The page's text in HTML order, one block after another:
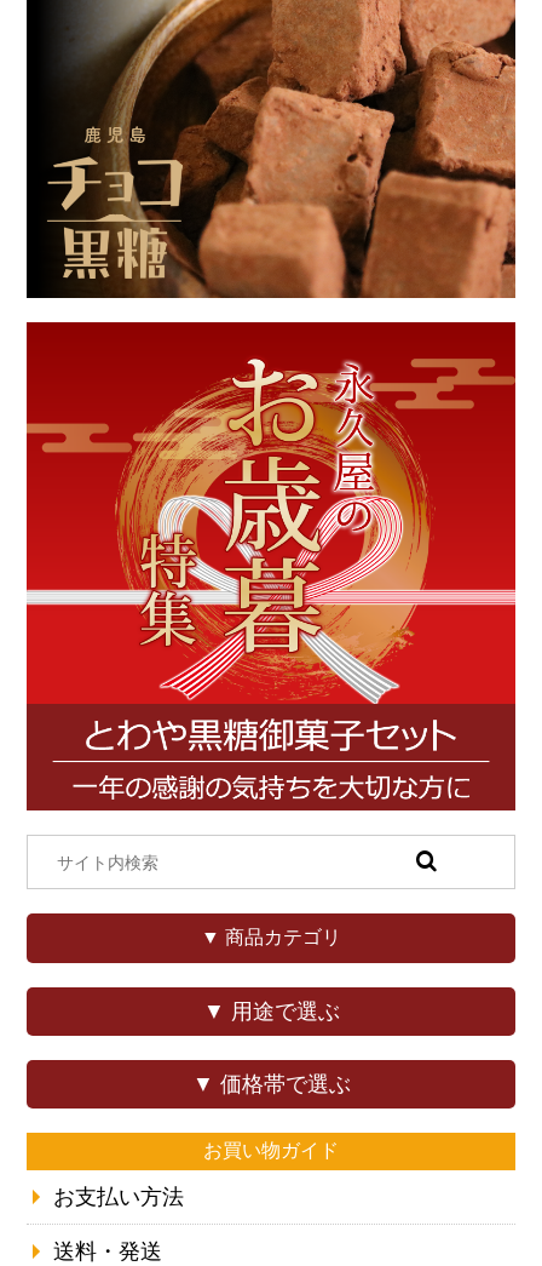
▼ 商品カテゴリ
▼ 用途で選ぶ
▼ 価格帯で選ぶ
お買い物ガイド
お支払い方法
送料・発送